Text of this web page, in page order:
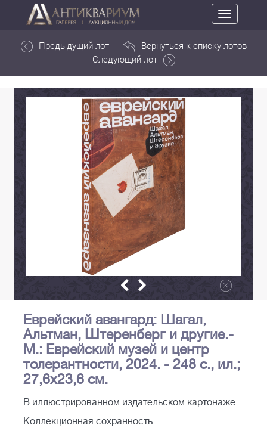
Toggle
navigation
Предыдущий лот
Вернуться к списку лотов
Следующий лот
Еврейский авангард: Шагал,
Альтман, Штеренберг и другие.-
М.: Еврейский музей и центр
толерантности, 2024. - 248 с., ил.;
27,6х23,6 см.
В иллюстрированном издательском картонаже.
Коллекционная сохранность.